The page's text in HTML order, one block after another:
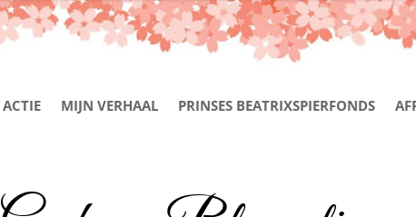
ACTIE MIJN VERHAAL PRINSES BEATRIXSPIERFONDS